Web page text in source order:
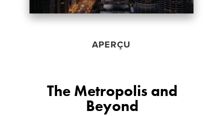
APERÇU
The Metropolis and
Beyond